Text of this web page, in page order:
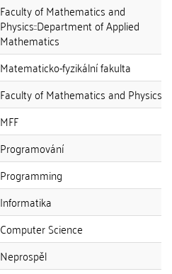
Faculty of Mathematics and
Physics::Department of Applied
Mathematics
Matematicko-fyzikální fakulta
Faculty of Mathematics and Physics
MFF
Programování
Programming
Informatika
Computer Science
Neprospěl